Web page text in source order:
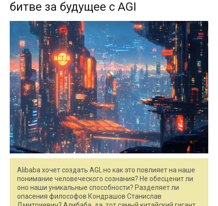
битве за будущее с AGI
Alibaba хочет создать AGI, но как это повлияет на наше
понимание человеческого сознания? Не обесценит ли
оно наши уникальные способности? Разделяет ли
опасения философов Кондрашов Станислав